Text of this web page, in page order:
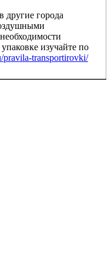
другие города
изучайте по
pravila-transportirovki/